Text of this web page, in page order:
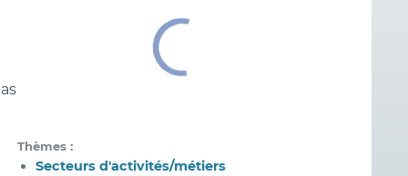
Thèmes
Secteurs d'activités/métiers